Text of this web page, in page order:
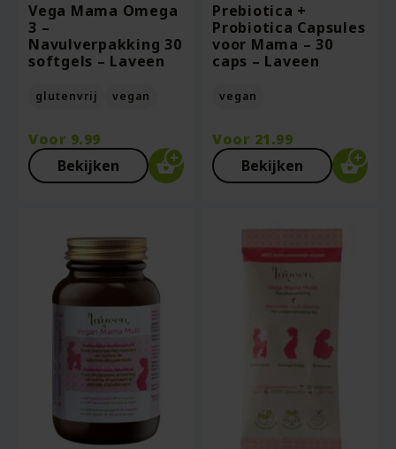
Vega Mama Omega
3 –
Navulverpakking 30
softgels – Laveen
glutenvrij vegan
Voor 9.99
Bekijken
Prebiotica +
Probiotica Capsules
voor Mama – 30
caps – Laveen
vegan
Voor 21.99
Bekijken